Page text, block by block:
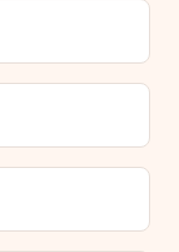
riceverò il mio
sulla pagina
previste in